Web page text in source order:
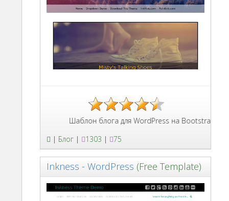
Шаблон блога для WordPress на Bootstrap 3 с
| Блог | 1303 | 75
Inkness - WordPress (Free Template)